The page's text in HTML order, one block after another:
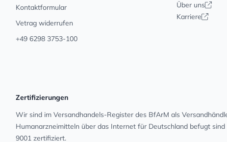
Kontaktformular
Vetrag widerrufen
+49 6298 3753-100
Über uns
Karriere
Zertifizierungen
Wir sind im Versandhandels-Register des BfArM als
Human­arz­nei­mit­teln über das Internet für Deutschland befugt sind
9001 zertifiziert.